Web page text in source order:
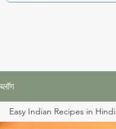
ब्लॉग
Easy Indian Recipes in Hindi